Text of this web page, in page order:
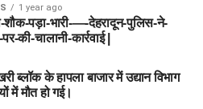
1 year ago
शौक-पड़ा-भारी-—-देहरादून-पुलिस-ने-
की-चालानी-कार्रवाई |
ब्लॉक के हापला बाजार में उद्यान विभाग
में मौत हो गई।